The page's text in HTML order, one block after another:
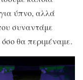
ύπνο, αλλά
συναντάμε
θα περιμέναμε.